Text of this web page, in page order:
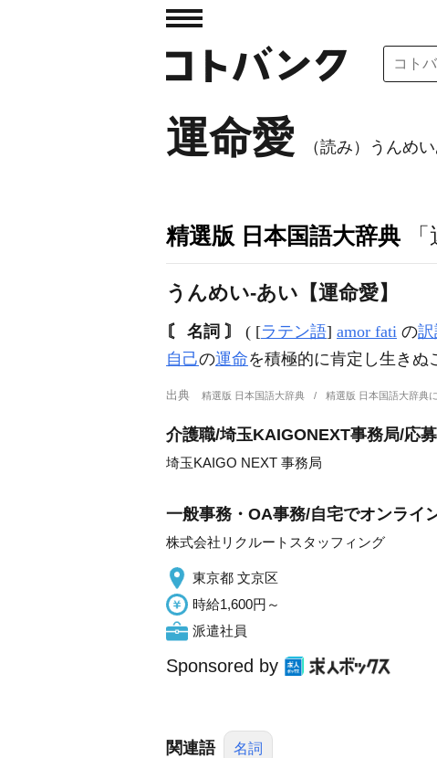
運命愛 （読み）うんめ
精選版 日本国語大辞典
うんめい‐あい【運命愛】
〘 名詞 〙 ( [ラテン語] amor fati の
自己の運命を積極的に肯定し生きぬ
出典 精選版 日本国語大辞典 精選版 日本国語大辞
介護職/埼玉KAIGONEXT事務局/応
埼玉KAIGO NEXT 事務局
一般事務・OA事務/自宅でオンライ
株式会社リクルートスタッフィング
東京都 文京区
時給1,600円～
派遣社員
Sponsored by
関連語 名詞